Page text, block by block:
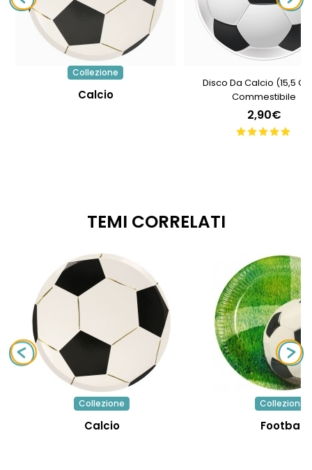
Collezione
Calcio
Disco Da Calcio (15,5
Commestibile
2,90€
TEMI CORRELATI
Collezione
Calcio
Collezione
Football